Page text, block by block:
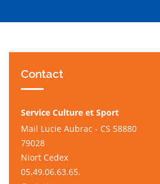
Contact
Service Culture et Sport
Mail Lucie Aubrac - CS 58880
79028
Niort Cedex
05.49.06.63.65.